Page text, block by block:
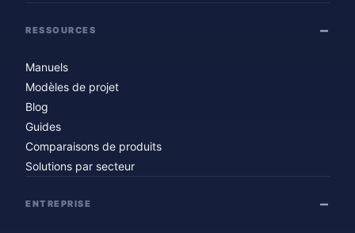
RESSOURCES
Manuels
Modèles de projet
Blog
Guides
Comparaisons de produits
Solutions par secteur
ENTREPRISE